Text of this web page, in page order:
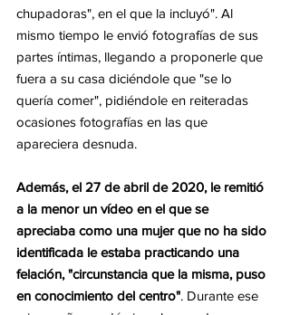
chupadoras", en el que la incluyó". Al
mismo tiempo le envió fotografías de sus
partes íntimas, llegando a proponerle que
fuera a su casa diciéndole que "se lo
quería comer", pidiéndole en reiteradas
ocasiones fotografías en las que
apareciera desnuda.
Además, el 27 de abril de 2020, le remitió
a la menor un vídeo en el que se
apreciaba como una mujer que no ha sido
identificada le estaba practicando una
felación, "circunstancia que la misma, puso
en conocimiento del centro". Durante ese